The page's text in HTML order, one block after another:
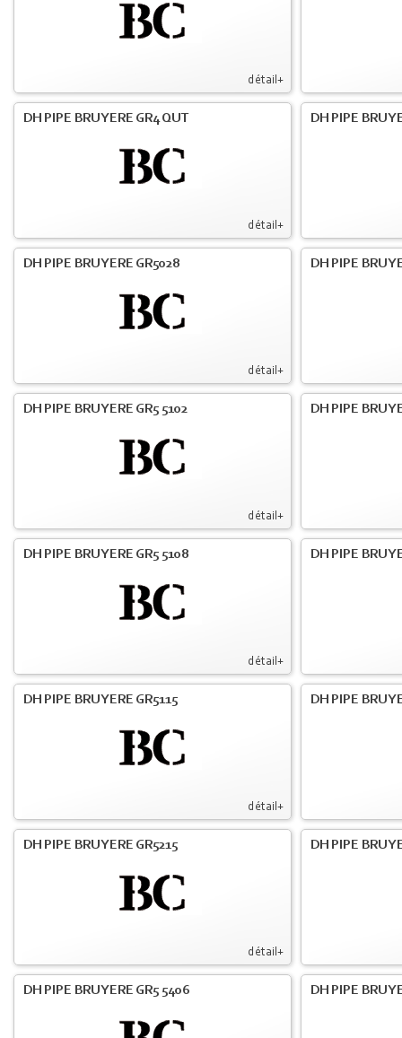
détail+
détail+
DH PIPE BRUYERE GR4 QUT DH PIPE
détail+
DH PIPE BRUYERE GR5028 DH PIPE
détail+
DH PIPE BRUYERE GR5 5102 DH PIPE
détail+
DH PIPE BRUYERE GR5 5108 DH PIPE
détail+
DH PIPE BRUYERE GR5115 DH PIPE
détail+
DH PIPE BRUYERE GR5215 DH PIPE
DH PIPE BRUYERE GR5 5406 DH PIPE